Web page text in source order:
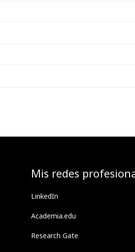
Mis redes
LinkedIn
Academia.edu
Research Gate